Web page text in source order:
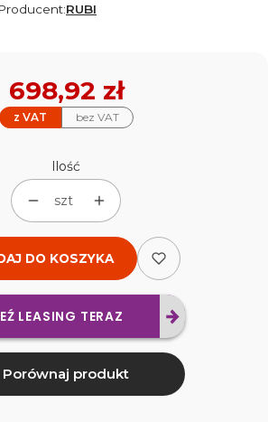
Producent:RUBI
z VAT bez VAT
Cena
698,92 zł
Ilość
szt
DO KOSZYKA
LEASING TERAZ
Porównaj produkt